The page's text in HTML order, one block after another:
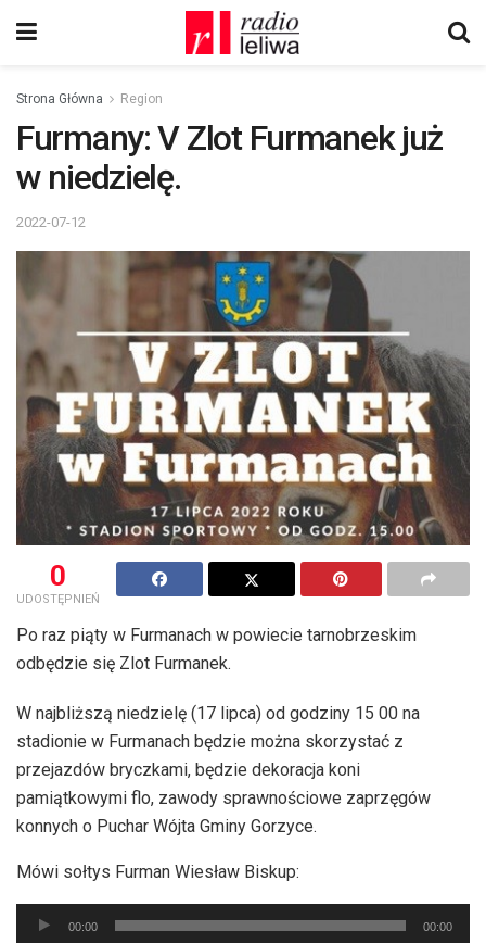
Strona Główna Region
Furmany: V Zlot Furmanek już
w niedzielę.
2022-07-12
0
UDOSTĘPNIEŃ
Po raz piąty w Furmanach w powiecie tarnobrzeskim
odbędzie się Zlot Furmanek.
W najbliższą niedzielę (17 lipca) od godziny 15 00 na
stadionie w Furmanach będzie można skorzystać z
przejazdów bryczkami, będzie dekoracja koni
pamiątkowymi flo, zawody sprawnościowe zaprzęgów
konnych o Puchar Wójta Gminy Gorzyce.
Mówi sołtys Furman Wiesław Biskup:
Odtwarzacz
00:00 00:00